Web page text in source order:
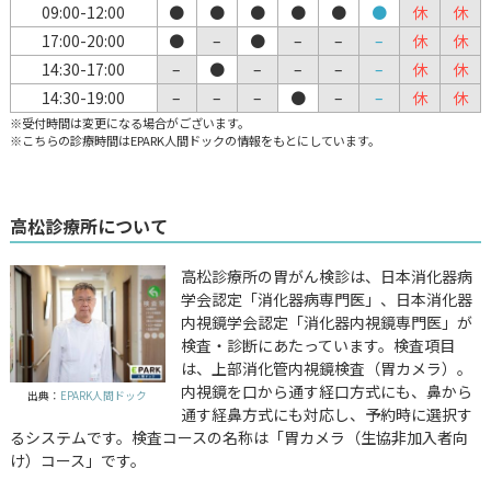
09:00-12:00
● ● ● ● ● ● 休
休
17:00-20:00
● – ● – – – 休
休
14:30-17:00
– ● – – – – 休
休
14:30-19:00
– – – ● – – 休 休
※受付時間は変更になる場合がございます。
※こちらの診療時間はEPARK人間ドックの情報をもとにしています。
高松診療所について
出典： EPARK人間ドック
高松診療所の胃がん検診は、日本消化器病
学会認定「消化器病専門医」、日本消化器
内視鏡学会認定「消化器内視鏡専門医」が
検査・診断にあたっています。検査項目
は、上部消化管内視鏡検査（胃カメラ）。
内視鏡を口から通す経口方式にも、鼻から
通す経鼻方式にも対応し、予約時に選択す
るシステムです。検査コースの名称は「胃カメラ（生協非加入者向
け）コース」です。